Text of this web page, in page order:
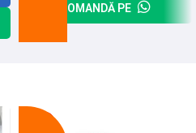
COMANDĂ PE